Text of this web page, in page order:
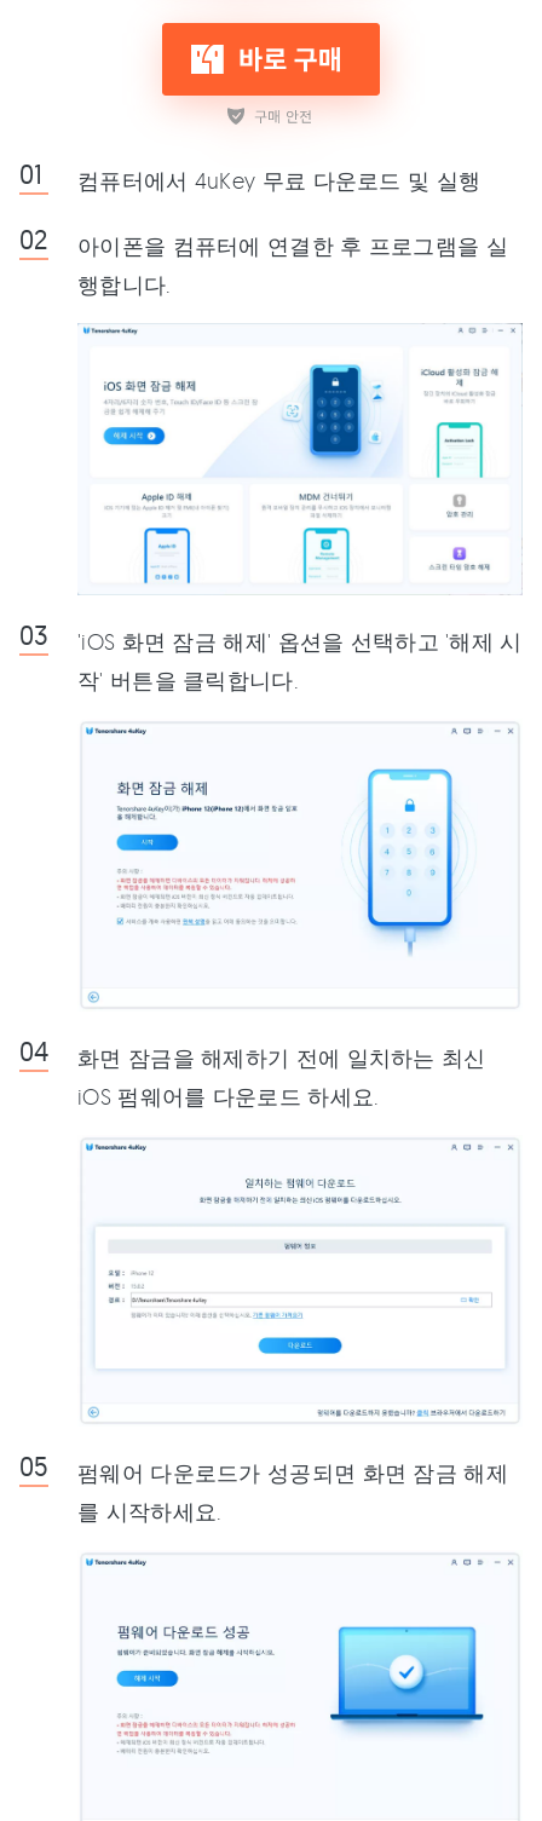
컴퓨터에서 4uKey 무료 다운로드 및 실행
아이폰을 컴퓨터에 연결한 후 프로그램을 실
행합니다.
'iOS 화면 잠금 해제' 옵션을 선택하고 '해제 시
작' 버튼을 클릭합니다.
화면 잠금을 해제하기 전에 일치하는 최신
iOS 펌웨어를 다운로드 하세요.
펌웨어 다운로드가 성공되면 화면 잠금 해제
를 시작하세요.